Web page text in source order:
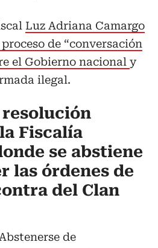
Luz Adriana Camargo
de “conversación
el Gobierno nacional y
ilegal.
resolución
Fiscalía
se abstiene
las órdenes de
del Clan
de